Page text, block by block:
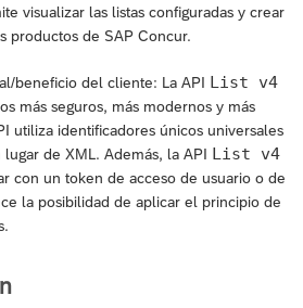
visualizar las listas configuradas y crear
productos de SAP Concur.
beneficio del cliente: La API List v4
más seguros, más modernos y más
utiliza identificadores únicos universales
de XML. Además, la API List v4
con un token de acceso de usuario o de
la posibilidad de aplicar el principio de